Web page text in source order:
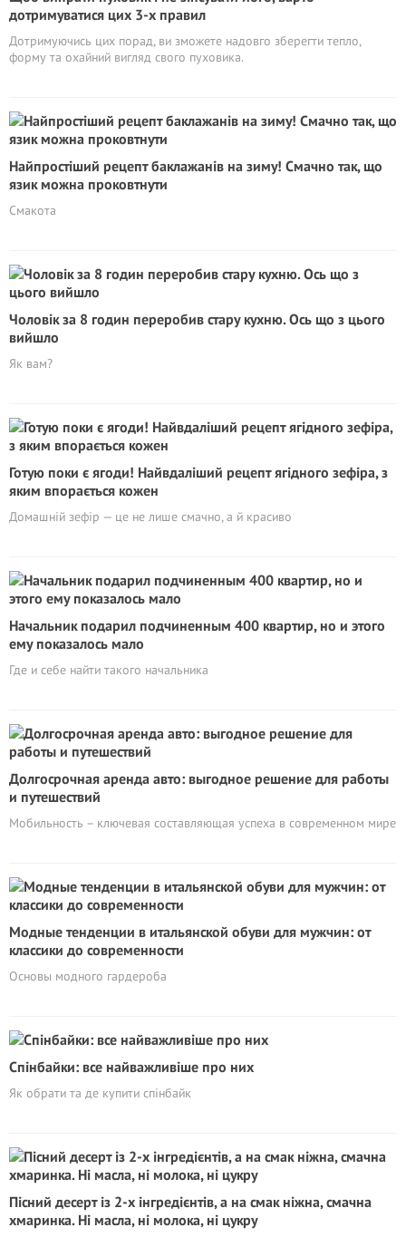
дотримуватися цих 3-х правил
Дотримуючись цих порад, ви зможете надовго зберегти тепло,
форму та охайний вигляд свого пуховика.
Найпростіший рецепт баклажанів на зиму! Смачно так, що
язик можна проковтнути
Смакота
Чоловік за 8 годин переробив стару кухню. Ось що з цього
вийшло
Як вам?
Готую поки є ягоди! Найвдаліший рецепт ягідного зефіра, з
яким впорається кожен
Домашній зефір — це не лише смачно, а й красиво
Начальник подарил подчиненным 400 квартир, но и этого
ему показалось мало
Где и себе найти такого начальника
Долгосрочная аренда авто: выгодное решение для работы
и путешествий
Мобильность – ключевая составляющая успеха в современном мире
Модные тенденции в итальянской обуви для мужчин: от
классики до современности
Основы модного гардероба
Спінбайки: все найважливіше про них
Як обрати та де купити спінбайк
Пісний десерт із 2-х інгредієнтів, а на смак ніжна, смачна
хмаринка. Ні масла, ні молока, ні цукру